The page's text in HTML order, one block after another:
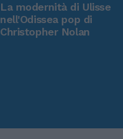
La modernità di Ulisse
nell'Odissea pop di
Christopher Nolan